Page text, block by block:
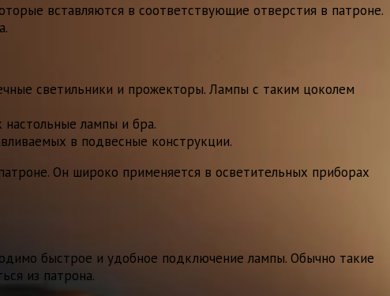
вставляются в соответствующие отверстия в патроне.
светильники и прожекторы. Лампы с таким цоколем
лампы и бра.
в подвесные конструкции.
Он широко применяется в осветительных приборах
быстрое и удобное подключение лампы. Обычно такие
из патрона.